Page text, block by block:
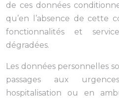
de ces données
qu’en l’absence de cette
fonctionnalités et
dégradées.
Les données personnelles
passages aux
hospitalisation ou en